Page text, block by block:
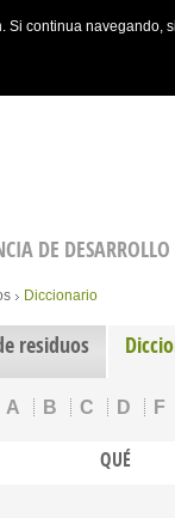
Si continua navegando,
DE DESARROLLO
Diccionario
residuos
A B C D F
QUÉ